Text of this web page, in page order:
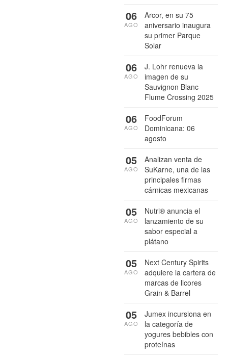
Arcor, en su 75
aniversario inaugura
su primer Parque
Solar
06
AGO
J. Lohr renueva la
imagen de su
Sauvignon Blanc
Flume Crossing 2025
06
AGO
FoodForum
Dominicana: 06
agosto
06
AGO
Analizan venta de
SuKarne, una de las
principales firmas
cárnicas mexicanas
05
AGO
Nutri® anuncia el
lanzamiento de su
sabor especial a
plátano
05
AGO
Next Century Spirits
adquiere la cartera de
marcas de licores
Grain & Barrel
05
AGO
Jumex incursiona en
la categoría de
yogures bebibles con
proteínas
05
AGO